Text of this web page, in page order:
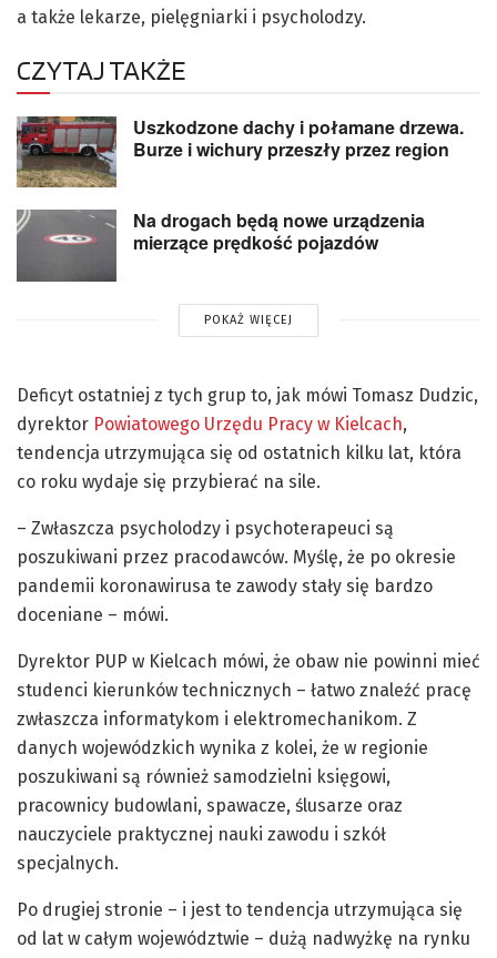
a także lekarze, pielęgniarki i psycholodzy.
CZYTAJ TAKŻE
Uszkodzone dachy i połamane drzewa.
Burze i wichury przeszły przez region
Na drogach będą nowe urządzenia
mierzące prędkość pojazdów
POKAŻ WIĘCEJ
Deficyt ostatniej z tych grup to, jak mówi Tomasz Dudzic,
dyrektor Powiatowego Urzędu Pracy w Kielcach,
tendencja utrzymująca się od ostatnich kilku lat, która
co roku wydaje się przybierać na sile.
– Zwłaszcza psycholodzy i psychoterapeuci są
poszukiwani przez pracodawców. Myślę, że po okresie
pandemii koronawirusa te zawody stały się bardzo
doceniane – mówi.
Dyrektor PUP w Kielcach mówi, że obaw nie powinni mieć
studenci kierunków technicznych – łatwo znaleźć pracę
zwłaszcza informatykom i elektromechanikom. Z
danych wojewódzkich wynika z kolei, że w regionie
poszukiwani są również samodzielni księgowi,
pracownicy budowlani, spawacze, ślusarze oraz
nauczyciele praktycznej nauki zawodu i szkół
specjalnych.
Po drugiej stronie – i jest to tendencja utrzymująca się
od lat w całym województwie – dużą nadwyżkę na rynku